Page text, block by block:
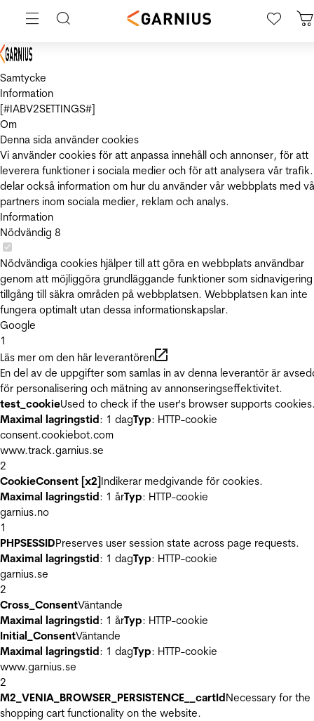
Samtycke
Information
[#IABV2SETTINGS#]
Om
Denna sida använder cookies
Vi använder cookies för att anpassa innehåll och annonser, för att
leverera funktioner i sociala medier och för att analysera vår
delar också information om hur du använder vår webbplats med
partners inom sociala medier, reklam och analys.
Information
Nödvändig 8
Nödvändiga cookies hjälper till att göra en webbplats användbar
genom att möjliggöra grundläggande funktioner som
tillgång till säkra områden på webbplatsen. Webbplatsen kan inte
fungera optimalt utan dessa informationskapslar.
Google
1
Läs mer om den här leverantören
En del av de uppgifter som samlas in av denna leverantör är
för personalisering och mätning av annonseringseffektivitet.
test_cookieUsed to check if the user's browser supports
Maximal lagringstid: 1 dagTyp: HTTP-cookie
consent.cookiebot.com
www.track.garnius.se
2
CookieConsent [x2]Indikerar medgivande för cookies.
Maximal lagringstid: 1 årTyp: HTTP-cookie
garnius.no
1
PHPSESSIDPreserves user session state across page requests.
Maximal lagringstid: 1 dagTyp: HTTP-cookie
garnius.se
2
Cross_ConsentVäntande
Maximal lagringstid: 1 årTyp: HTTP-cookie
Initial_ConsentVäntande
Maximal lagringstid: 1 dagTyp: HTTP-cookie
www.garnius.se
2
M2_VENIA_BROWSER_PERSISTENCE__cartIdNecessary for the
shopping cart functionality on the website.